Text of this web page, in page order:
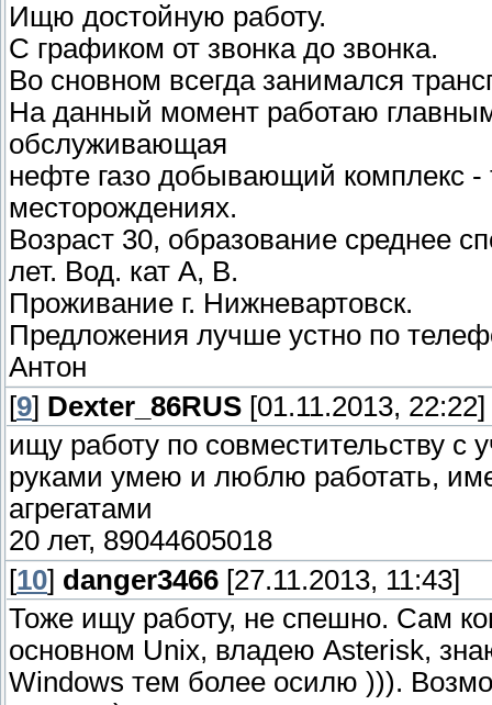
Ищю достойную работу.
С графиком от звонка до звонка.
Во сновном всегда занимался
На данный момент работаю
обслуживающая
нефте газо добывающий комплекс -
месторождениях.
Возраст 30, образование среднее
лет. Вод. кат А, В.
Проживание г. Нижневартовск.
Предложения лучше устно по
Антон
[9] Dexter_86RUS [01.11.2013, 22:22]
ищу работу по совместительству с
руками умею и люблю работать,
агрегатами
20 лет, 89044605018
[10] danger3466 [27.11.2013, 11:43]
Тоже ищу работу, не спешно. Сам
основном Unix, владею Asterisk,
Windows тем более осилю ))).